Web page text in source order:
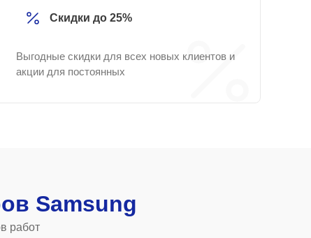
Скидки до 25%
Выгодные скидки для всех новых клиентов и
акции для постоянных
Samsung
работ